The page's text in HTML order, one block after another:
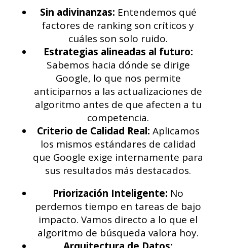
Sin adivinanzas: Entendemos qué
factores de ranking son críticos y
cuáles son solo ruido.
Estrategias alineadas al futuro:
Sabemos hacia dónde se dirige
Google, lo que nos permite
anticiparnos a las actualizaciones de
algoritmo antes de que afecten a tu
competencia.
Criterio de Calidad Real: Aplicamos
los mismos estándares de calidad
que Google exige internamente para
sus resultados más destacados.
Priorización Inteligente: No
perdemos tiempo en tareas de bajo
impacto. Vamos directo a lo que el
algoritmo de búsqueda valora hoy.